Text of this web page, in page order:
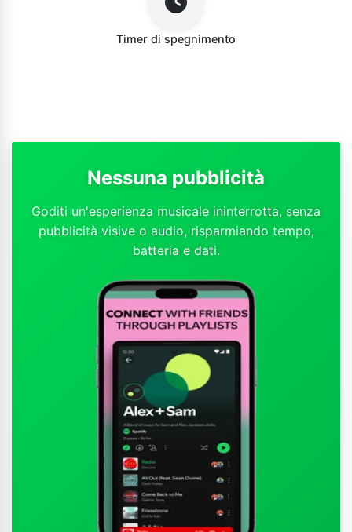
Timer di spegnimento
Nessuna pubblicità
Goditi un'esperienza musicale ininterrotta, senza
pubblicità visive o audio, risparmiando tempo,
batteria e dati.